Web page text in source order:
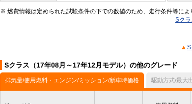
※ 燃費情報は定められた試験条件の下での数値のため、走行条件等によ
Sク
Sクラス（17年08月～17年12月モデル）の他のグレード
排気量/使用燃料・エンジン/ミッション/新車時価格 駆動方式/最大